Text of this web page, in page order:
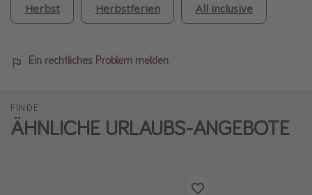
Herbst Herbstferien All inclusive
Ein rechtliches Problem melden
FINDE
ÄHNLICHE URLAUBS-ANGEBOTE